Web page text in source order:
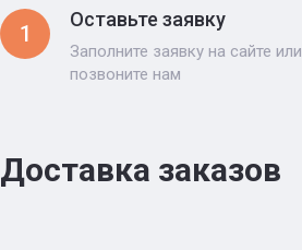
1
Оставьте заявку
Заполните заявку на сайте или
позвоните нам
Доставка заказов